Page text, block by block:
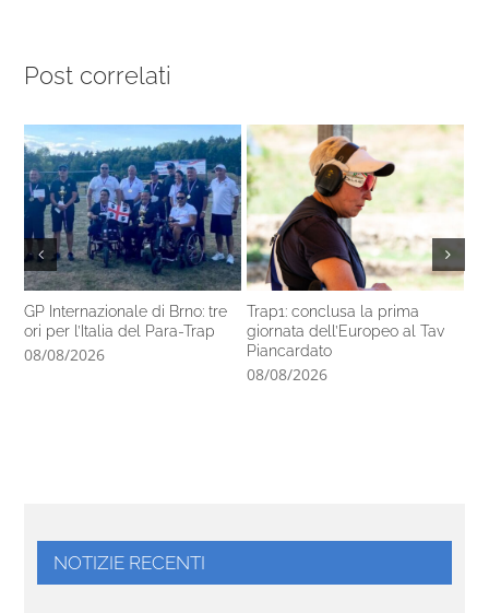
Post correlati
GP Internazionale di Brno: tre
ori per l’Italia del Para-Trap
08/08/2026
Trap1: conclusa la prima
giornata dell’Europeo al Tav
Piancardato
08/08/2026
NOTIZIE RECENTI